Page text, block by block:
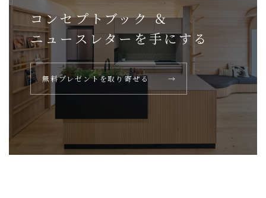
コンセプトブック ＆
ニュースレターを手にする
無料プレゼントを取り寄せる →